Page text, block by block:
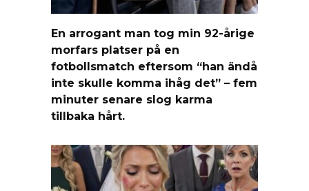
En arrogant man tog min 92-årige
morfars platser på en
fotbollsmatch eftersom “han ändå
inte skulle komma ihåg det” – fem
minuter senare slog karma
tillbaka hårt.